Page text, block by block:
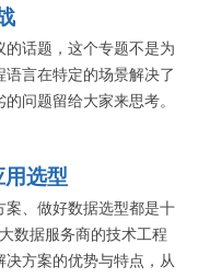
话题，这个专题不是为
言在特定的场景解决了
问题留给大家来思考。
选型
案、做好数据选型都是十
数据服务商的技术工程
方案的优势与特点，从